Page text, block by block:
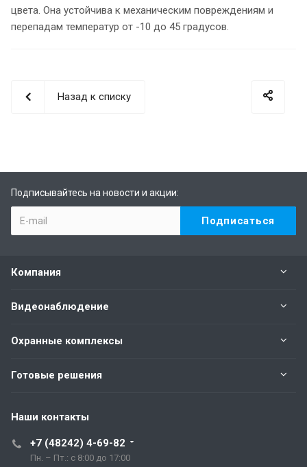
цвета. Она устойчива к механическим повреждениям и
перепадам температур от -10 до 45 градусов.
Назад к списку
Подписывайтесь на новости и акции:
Компания
Видеонаблюдение
Охранные комплексы
Готовые решения
Наши контакты
+7 (48242) 4-69-82
Пн. – Пт.: с 8:00 до 17:00